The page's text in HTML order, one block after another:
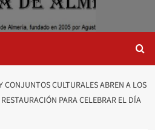
CONJUNTOS CULTURALES ABREN A LOS
PARA CELEBRAR EL DÍA